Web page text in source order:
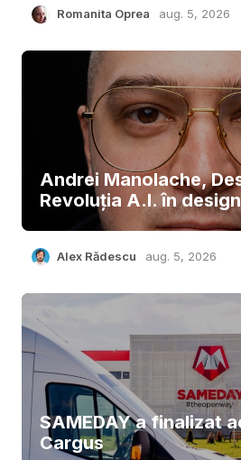
Romanita Oprea aug. 5, 2026
Andrei Manolache,
Revoluția A.I. în
Alex Rădescu aug. 5, 2026
SAMEDAY a finalizat
Cargus